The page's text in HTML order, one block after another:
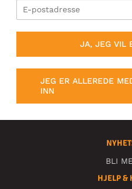
JA, JEG VIL
JEG ER ALLEREDE
INN
BLI
HJELP &